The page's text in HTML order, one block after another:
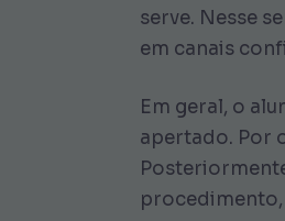
serve. Nesse
em canais
Em geral, o
apertado. Por
procedimento,